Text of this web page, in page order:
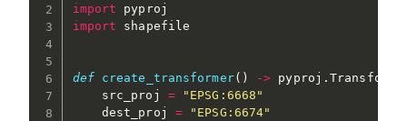
import
import shapefile
def create_transformer( ) -> pyproj .
    src_proj
=
"EPSG:6668"
    dest_proj
= "EPSG:6674"